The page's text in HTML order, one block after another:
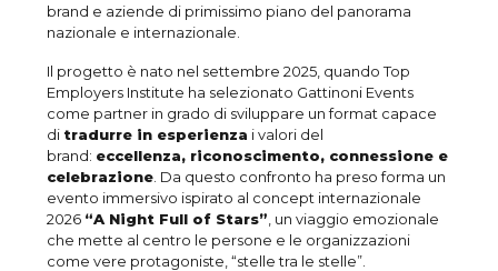
brand e aziende di primissimo piano del panorama
nazionale e internazionale.
Il progetto è nato nel settembre 2025, quando Top
Employers Institute ha selezionato Gattinoni Events
come partner in grado di sviluppare un format capace
di tradurre in esperienza i valori del
brand: eccellenza, riconoscimento, connessione e
celebrazione . Da questo confronto ha preso forma un
evento immersivo ispirato al concept internazionale
2026 “A Night Full of Stars” , un viaggio emozionale
che mette al centro le persone e le organizzazioni
come vere protagoniste, “stelle tra le stelle”.